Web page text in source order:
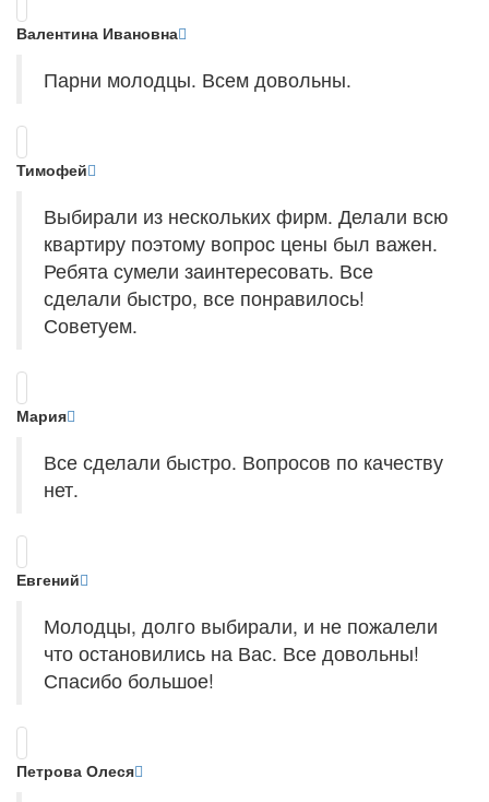
Валентина Ивановна
Парни молодцы. Всем довольны.
Тимофей
Выбирали из нескольких фирм. Делали всю
квартиру поэтому вопрос цены был важен.
Ребята сумели заинтересовать. Все
сделали быстро, все понравилось!
Советуем.
Мария
Все сделали быстро. Вопросов по качеству
нет.
Евгений
Молодцы, долго выбирали, и не пожалели
что остановились на Вас. Все довольны!
Спасибо большое!
Петрова Олеся